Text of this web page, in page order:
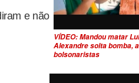
e não
VÍDEO: Mandou matar
Alexandre solta bomba,
bolsonaristas